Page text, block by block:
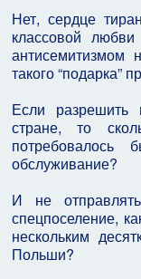
Нет, сердце
классовой
антисемитизмом
такого “подарка”
Если
стране, то
потребовалось
обслуживание?
И не
спецпоселение,
нескольким
Польши?